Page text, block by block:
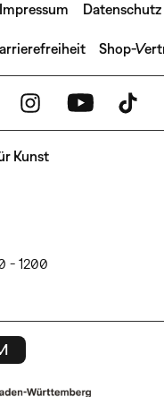
Impressum Datenschutz
Shop-
Kunst
- 1200